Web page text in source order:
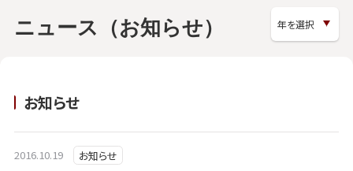
ニュース（お知らせ）
お知らせ
2016.10.19 お知らせ